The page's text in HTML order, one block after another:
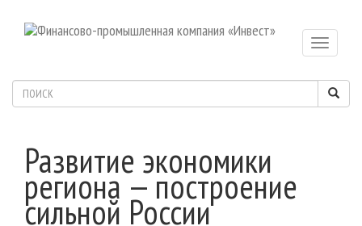
Toggle
navigation
Развитие экономики
региона — построение
сильной России